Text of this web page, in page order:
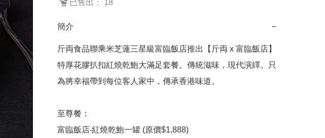
已售出： 18
簡介 −
斤両食品聯乘米芝蓮三星級富臨飯店推出【斤両 x 富臨飯店】
特厚花膠扒扣紅燒乾鮑大滿足套餐。傳統滋味，現代演繹。只
為將幸福帶到每位客人家中，傳承香港味道。
至尊餐：
富臨飯店‧紅燒乾鮑一罐 (原價$1,888)